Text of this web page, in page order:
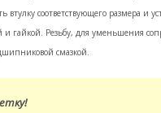
втулку соответствующего размера и
и гайкой. Резьбу, для уменьшения
смазкой.